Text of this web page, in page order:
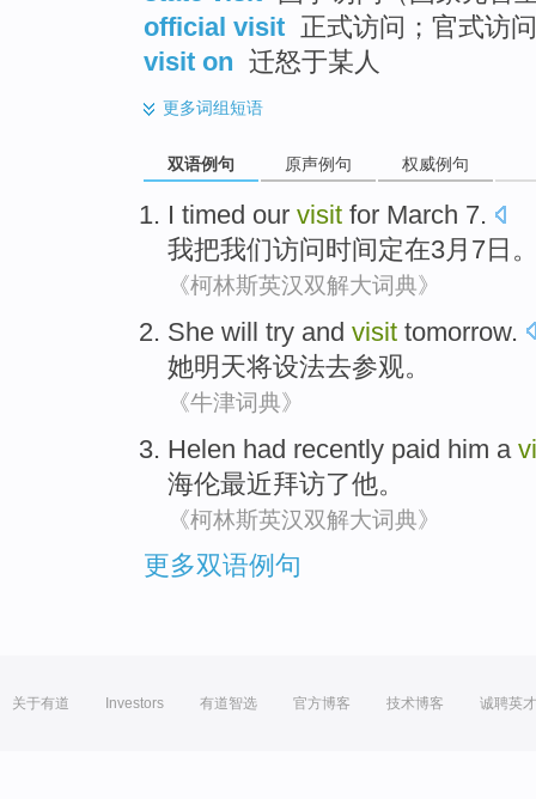
official visit 正式访问；官式访问
visit on 迁怒于某人
更多词组短语
双语例句 原声例句 权威例句
I timed our visit for March 7.
我把我们访问时间定在3月 7日
《柯林斯英汉双解大词典》
She will try and visit tomorrow.
她明天将设法去参观。
《牛津词典》
Helen had recently paid him a
海伦最近拜访了他。
《柯林斯英汉双解大词典》
更多双语例句
关于有道 Investors 有道智选 官方博客 技术博客 诚聘英才